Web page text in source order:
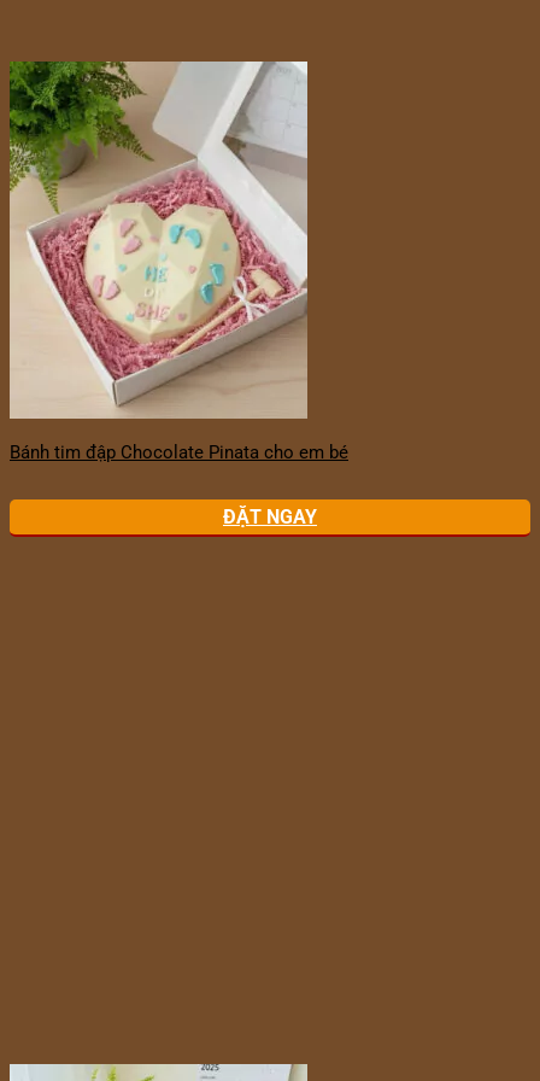
Bánh tim đập Chocolate Pinata cho em bé
ĐẶT NGAY